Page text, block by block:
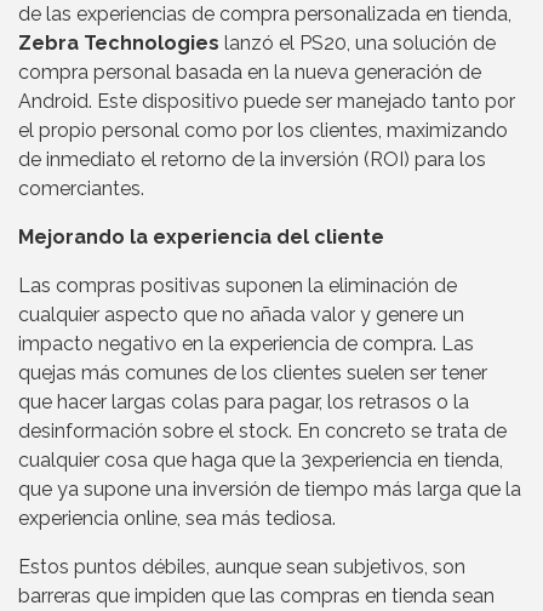
de las experiencias de compra personalizada en tienda,
Zebra Technologies lanzó el PS20, una solución de
compra personal basada en la nueva generación de
Android. Este dispositivo puede ser manejado tanto por
el propio personal como por los clientes, maximizando
de inmediato el retorno de la inversión (ROI) para los
comerciantes.
Mejorando la experiencia del cliente
Las compras positivas suponen la eliminación de
cualquier aspecto que no añada valor y genere un
impacto negativo en la experiencia de compra. Las
quejas más comunes de los clientes suelen ser tener
que hacer largas colas para pagar, los retrasos o la
desinformación sobre el stock. En concreto se trata de
cualquier cosa que haga que la 3experiencia en tienda,
que ya supone una inversión de tiempo más larga que la
experiencia online, sea más tediosa.
Estos puntos débiles, aunque sean subjetivos, son
barreras que impiden que las compras en tienda sean